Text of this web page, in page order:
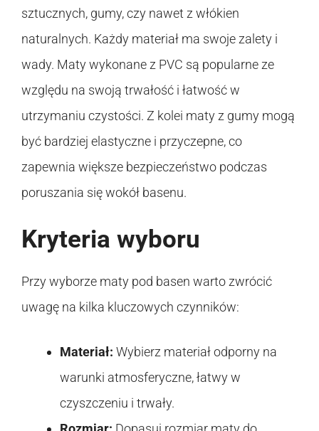
sztucznych, gumy, czy nawet z włókien
naturalnych. Każdy materiał ma swoje zalety i
wady. Maty wykonane z PVC są popularne ze
względu na swoją trwałość i łatwość w
utrzymaniu czystości. Z kolei maty z gumy mogą
być bardziej elastyczne i przyczepne, co
zapewnia większe bezpieczeństwo podczas
poruszania się wokół basenu.
Kryteria wyboru
Przy wyborze maty pod basen warto zwrócić
uwagę na kilka kluczowych czynników:
Materiał: Wybierz materiał odporny na
warunki atmosferyczne, łatwy w
czyszczeniu i trwały.